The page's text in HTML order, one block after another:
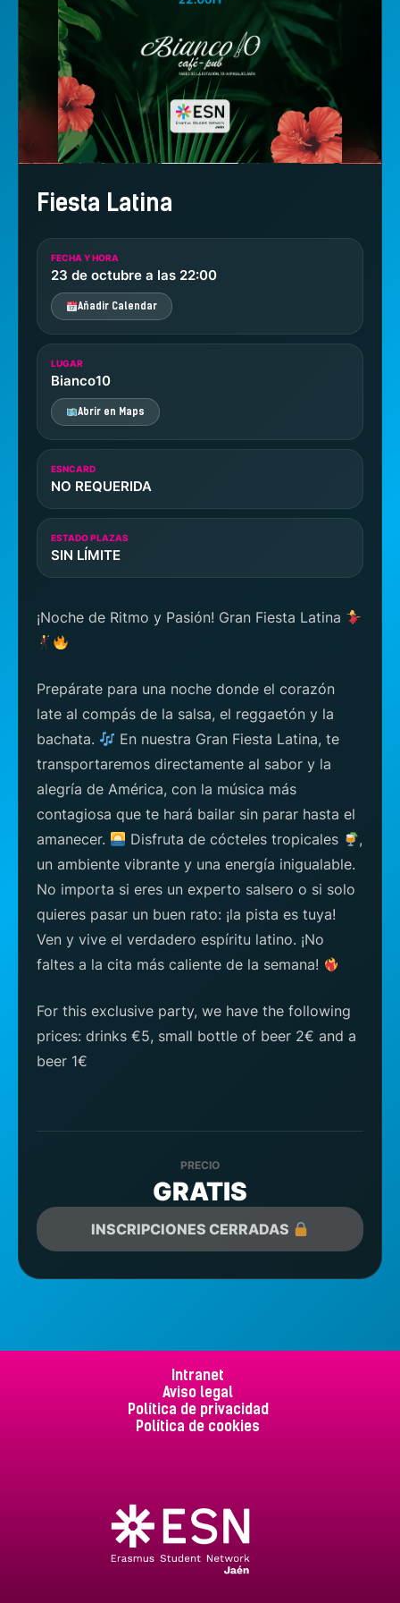
Fiesta Latina
FECHA Y HORA
23 de octubre a las 22:00
Añadir Calendar
LUGAR
Bianco10
Abrir en Maps
ESNCARD
NO REQUERIDA
ESTADO PLAZAS
SIN LÍMITE
¡Noche de Ritmo y Pasión! Gran Fiesta Latina
Prepárate para una noche donde el corazón
late al compás de la salsa, el reggaetón y la
bachata.
En nuestra Gran Fiesta Latina, te
transportaremos directamente al sabor y la
alegría de América, con la música más
contagiosa que te hará bailar sin parar hasta el
amanecer.
Disfruta de cócteles tropicales
,
un ambiente vibrante y una energía inigualable.
No importa si eres un experto salsero o si solo
quieres pasar un buen rato: ¡la pista es tuya!
Ven y vive el verdadero espíritu latino. ¡No
faltes a la cita más caliente de la semana!
For this exclusive party, we have the following
prices: drinks €5, small bottle of beer 2€ and a
beer 1€
PRECIO
GRATIS
INSCRIPCIONES CERRADAS
Intranet
Aviso legal
Política de privacidad
Política de cookies